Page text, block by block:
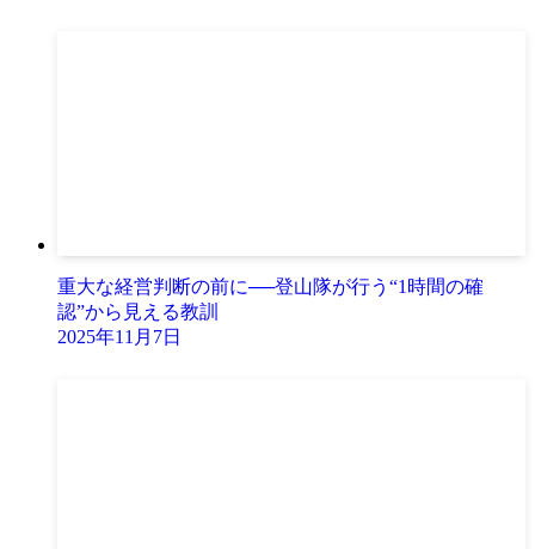
重大な経営判断の前に──登山隊が行う“1時間の確
認”から見える教訓
2025年11月7日